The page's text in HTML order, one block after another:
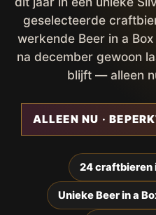
geselecteerde
werkende Beer in a
na december gewoon
blijft — alleen
ALLEEN NU ·
24 craftbieren
Unieke Beer in a